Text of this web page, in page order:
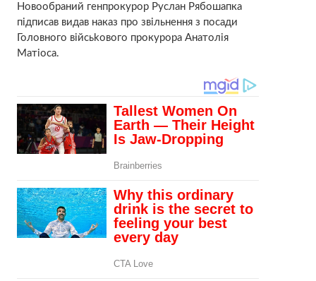
Новообраний генпрокурор Руслан Рябошапка
підписав видав наказ про звiльнeння з посади
Головного вiйcьkoвого прокурора Анатолія
Матіоса.